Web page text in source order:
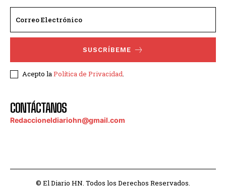
SUSCRÍBEME
Acepto laPolítica de Privacidad.
CONTÁCTANOS
Redaccioneldiariohn@gmail.com
© El Diario HN. Todos los Derechos Reservados.